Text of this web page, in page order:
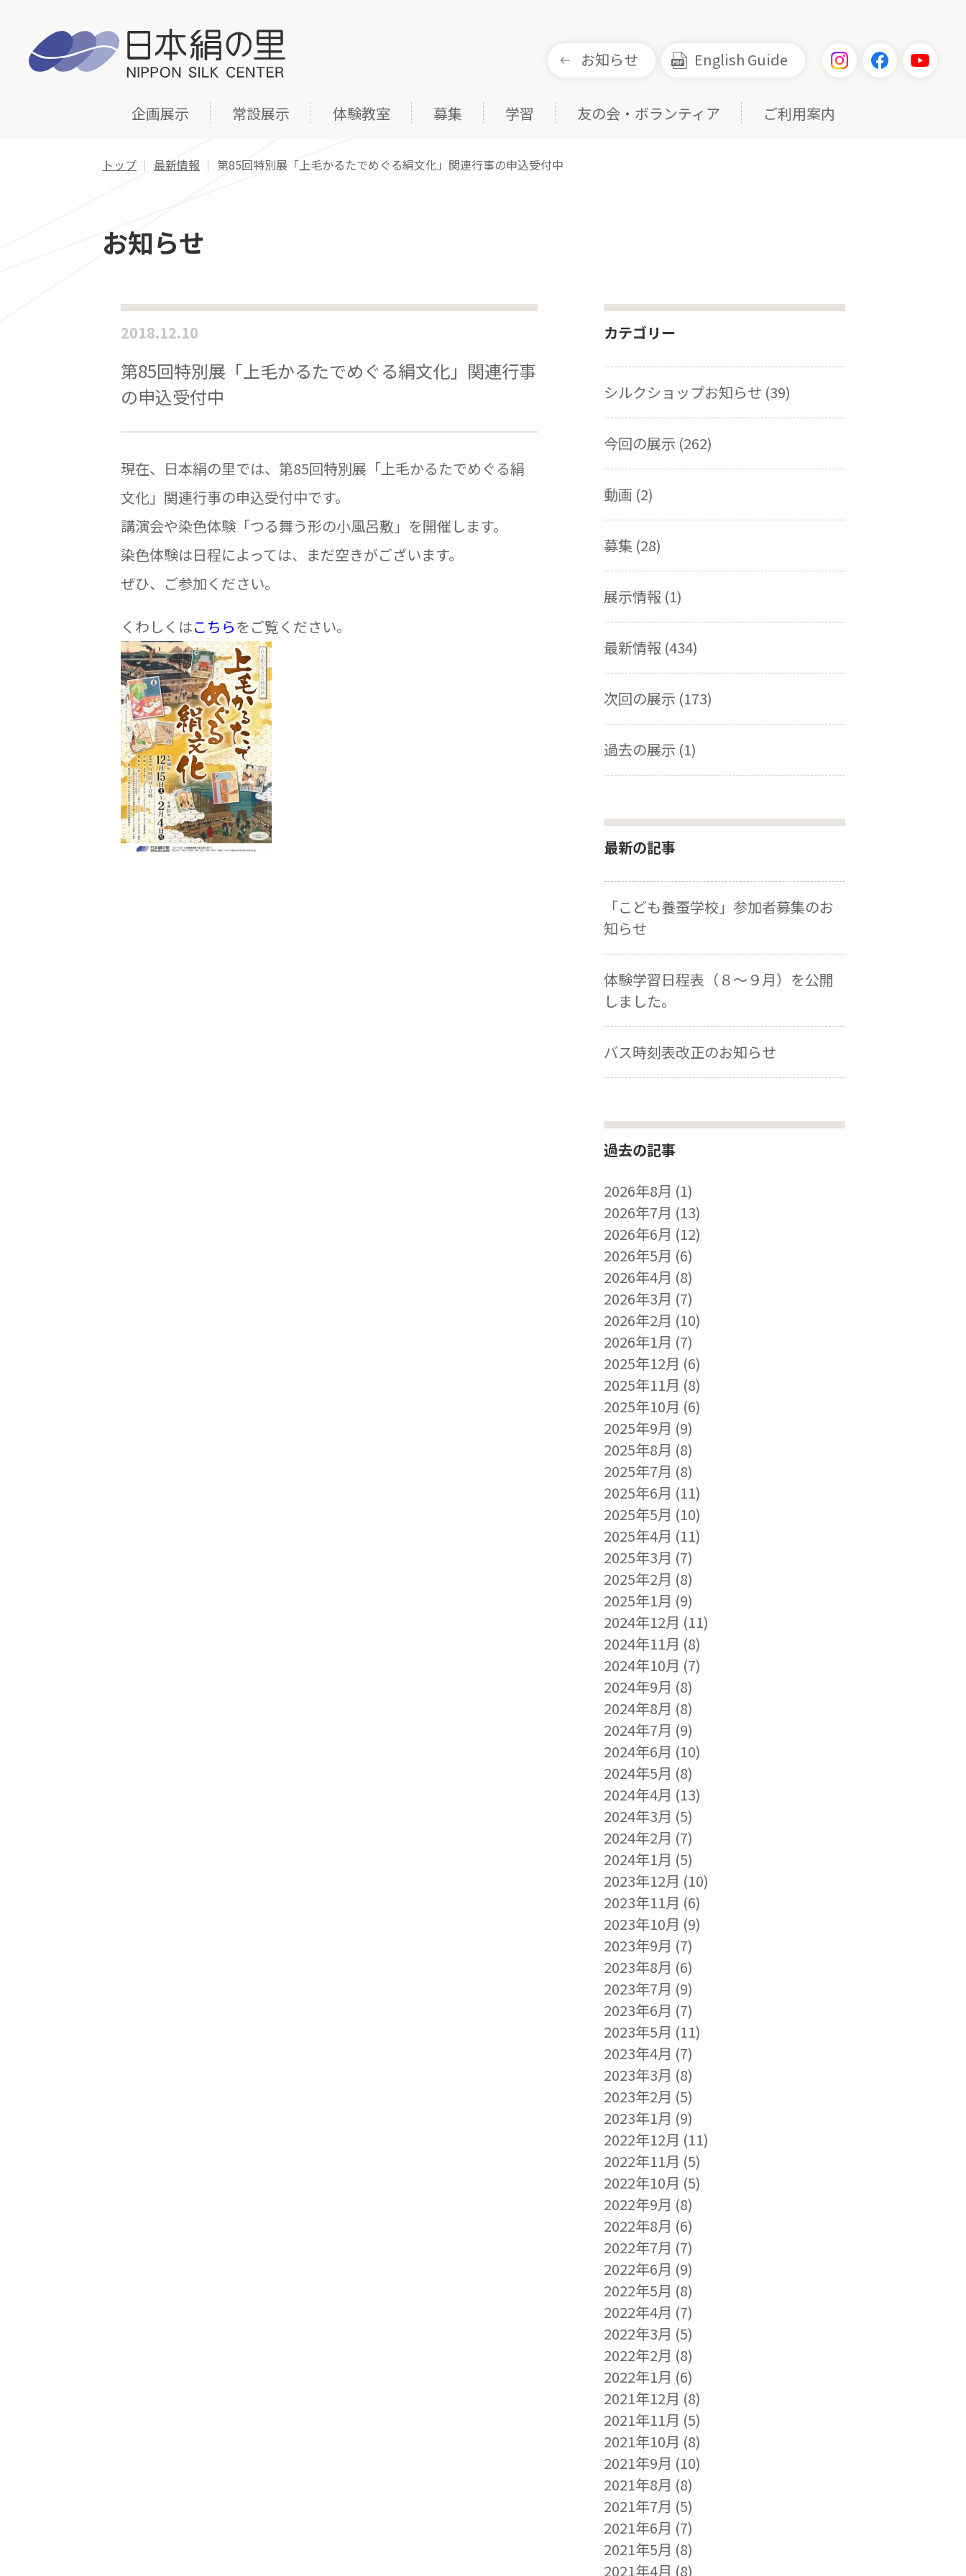
お知らせ English Guide
企画展示 常設展示 体験教室 募集 学習 友の会・ボランティア ご利用案内
トップ 最新情報 第85回特別展「上毛かるたでめぐる絹文化」関連行事の申込受付中
お知らせ
2018.12.10
第85回特別展「上毛かるたでめぐる絹文化」関連行事
の申込受付中
現在、日本絹の里では、第85回特別展「上毛かるたでめぐる絹
文化」関連行事の申込受付中です。
講演会や染色体験「つる舞う形の小風呂敷」を開催します。
染色体験は日程によっては、まだ空きがございます。
ぜひ、ご参加ください。
くわしくはこちらをご覧ください。
カテゴリー
シルクショップお知らせ (39)
今回の展示 (262)
動画 (2)
募集 (28)
展示情報 (1)
最新情報 (434)
次回の展示 (173)
過去の展示 (1)
最新の記事
「こども養蚕学校」参加者募集のお
知らせ
体験学習日程表（８～９月）を公開
しました。
バス時刻表改正のお知らせ
過去の記事
2026年8月 (1)
2026年7月 (13)
2026年6月 (12)
2026年5月 (6)
2026年4月 (8)
2026年3月 (7)
2026年2月 (10)
2026年1月 (7)
2025年12月 (6)
2025年11月 (8)
2025年10月 (6)
2025年9月 (9)
2025年8月 (8)
2025年7月 (8)
2025年6月 (11)
2025年5月 (10)
2025年4月 (11)
2025年3月 (7)
2025年2月 (8)
2025年1月 (9)
2024年12月 (11)
2024年11月 (8)
2024年10月 (7)
2024年9月 (8)
2024年8月 (8)
2024年7月 (9)
2024年6月 (10)
2024年5月 (8)
2024年4月 (13)
2024年3月 (5)
2024年2月 (7)
2024年1月 (5)
2023年12月 (10)
2023年11月 (6)
2023年10月 (9)
2023年9月 (7)
2023年8月 (6)
2023年7月 (9)
2023年6月 (7)
2023年5月 (11)
2023年4月 (7)
2023年3月 (8)
2023年2月 (5)
2023年1月 (9)
2022年12月 (11)
2022年11月 (5)
2022年10月 (5)
2022年9月 (8)
2022年8月 (6)
2022年7月 (7)
2022年6月 (9)
2022年5月 (8)
2022年4月 (7)
2022年3月 (5)
2022年2月 (8)
2022年1月 (6)
2021年12月 (8)
2021年11月 (5)
2021年10月 (8)
2021年9月 (10)
2021年8月 (8)
2021年7月 (5)
2021年6月 (7)
2021年5月 (8)
2021年4月 (8)